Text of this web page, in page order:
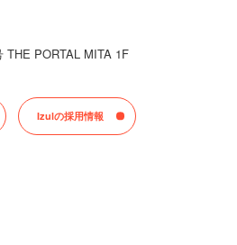
THE PORTAL MITA 1F
Izulの採用情報